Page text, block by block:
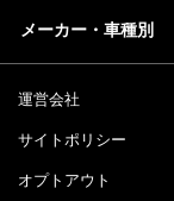
メーカー・車種別
運営会社
サイトポリシー
オプトアウト